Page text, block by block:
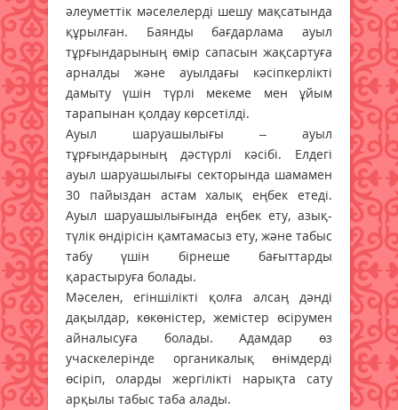
әлеуметтік мәселелерді шешу мақсатында
құрылған. Баянды бағдарлама ауыл
тұрғындарының өмір сапасын жақсартуға
арналды және ауылдағы кәсіпкерлікті
дамыту үшін түрлі мекеме мен ұйым
тарапынан қолдау көрсетілді.
Ауыл шаруашылығы – ауыл
тұрғындарының дәстүрлі кәсібі. Елдегі
ауыл шаруашылығы секторында шамамен
30 пайыздан астам халық еңбек етеді.
Ауыл шаруашылығында еңбек ету, азық-
түлік өндірісін қамтамасыз ету, және табыс
табу үшін бірнеше бағыттарды
қарастыруға болады.
Мәселен, егіншілікті қолға алсаң дәнді
дақылдар, көкөністер, жемістер өсірумен
айналысуға болады. Адамдар өз
учаскелерінде органикалық өнімдерді
өсіріп, оларды жергілікті нарықта сату
арқылы табыс таба алады.